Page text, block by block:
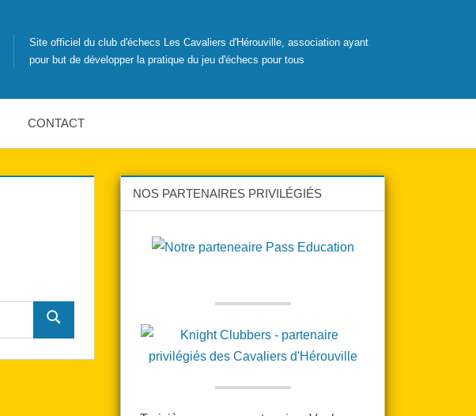
Site officiel du club d'échecs Les Cavaliers d'Hérouville, association ayant
pour but de développer la pratique du jeu d'échecs pour tous
CONTACT
Search
NOS PARTENAIRES PRIVILÉGIÉS